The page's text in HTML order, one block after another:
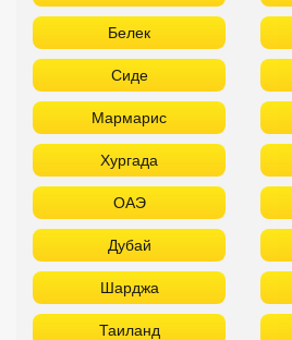
Белек
Сиде
Мармарис
Хургада
ОАЭ
Дубай
Шарджа
Таиланд